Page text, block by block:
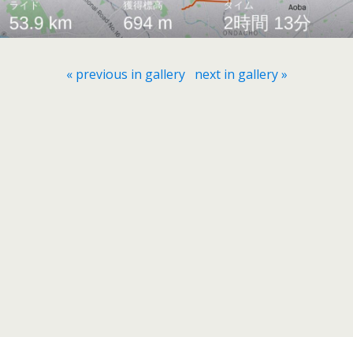
« previous in gallery next in gallery »